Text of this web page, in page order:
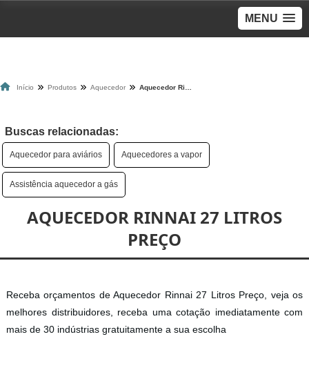
MENU
Início Produtos Aquecedor
Buscas relacionadas:
Aquecedor para aviários Aquecedores a vapor
Assistência aquecedor a gás
AQUECEDOR RINNAI 27 LITROS
PREÇO
Receba orçamentos de Aquecedor Rinnai 27 Litros Preço, veja os
melhores distribuidores, receba uma cotação imediatamente com
mais de 30 indústrias gratuitamente a sua escolha